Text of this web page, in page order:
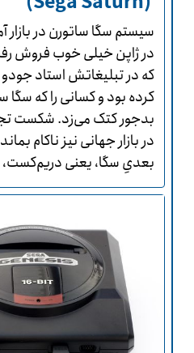
سیستم سگا ساتورن در بازار
در ژاپن خیلی خوب فروش
که در تبلیغاتش استاد جودو
کرده بود و کسانی را که سگا
بدجور کتک می‌زد. شکست
در بازار جهانی نیز ناکام
بعدیِ سگا، یعنی دریم‌کست،